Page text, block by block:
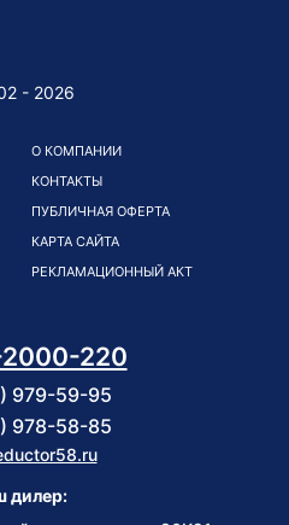
- 2026
О КОМПАНИИ
КОНТАКТЫ
ПУБЛИЧНАЯ ОФЕРТА
КАРТА САЙТА
РЕКЛАМАЦИОННЫЙ АКТ
220
979-59-95
978-58-85
дилер: